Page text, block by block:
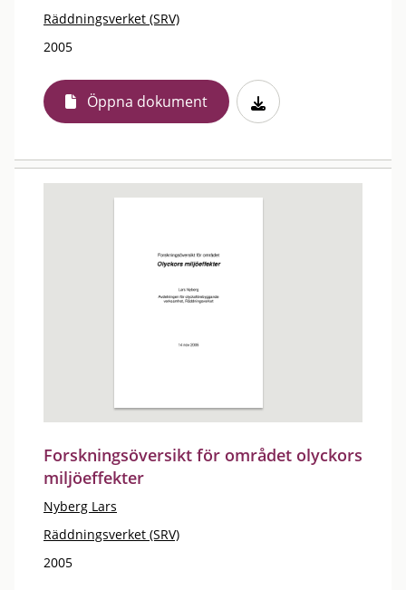
Räddningsverket (SRV)
2005
Öppna dokument
Forskningsöversikt för området olyckors
miljöeffekter
Nyberg Lars
Räddningsverket (SRV)
2005